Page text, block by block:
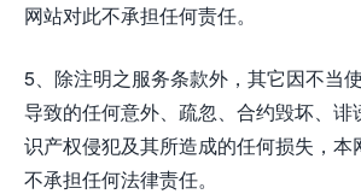
网站对此不承担任何责任。
5、除注明之服务条款外，其它因不当
导致的任何意外、疏忽、合约毁坏、诽
识产权侵犯及其所造成的任何损失，本
不承担任何法律责任。